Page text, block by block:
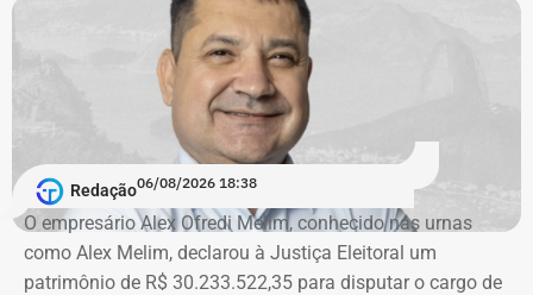
Garotinho também foi multado
O órgão também requer que o ex-governador seja
intimado a quitar os valores da condenação. Segundo os
cálculos atualizados apresentados à Justiça, o
ressarcimento ao erário, originalmente fixado em R$
234,4 milhões, chega hoje a R$ 2,55 bilhões. O MP ainda
cobra R$ 778,9 mil de multa civil e R$ 11,9 milhões por
Redação06/08/2026 18:38
O empresário Alex Ofredi Melim, conhecido nas urnas
como Alex Melim, declarou à Justiça Eleitoral um
patrimônio de R$ 30.233.522,35 para disputar o cargo de